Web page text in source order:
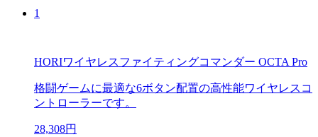
1
HORIワイヤレスファイティングコマンダー OCTA Pro
格闘ゲームに最適な6ボタン配置の高性能ワイヤレスコ
ントローラーです。
28,308円